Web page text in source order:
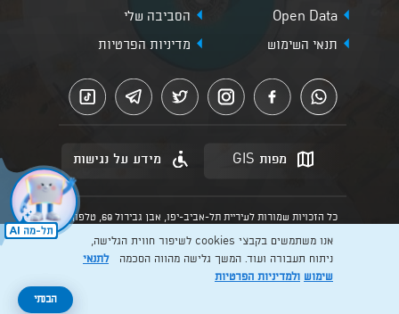
Open Data
הסביבה שלי
תנאי השימוש
מדיניות הפרטיות
מפות GIS מידע על נגישות
כל הזכויות שמורות לעיריית תל-אביב-יפו, אבן גבירול 69, טלפון:
הנוסח המחייב הוא זה הקבוע בהוראות הדין הרלוונטיות כפי שתהיינה
בתוקף מעת לעת
Created by: Layer. Digital studio
אנו משתמשים בקבצי cookies לשיפור חווית הגלישה,
ניתוח תעבורה ועוד. המשך גלישה מהווה הסכמהלתנאי
שימוש ולמדיניות הפרטיות
הבנתי